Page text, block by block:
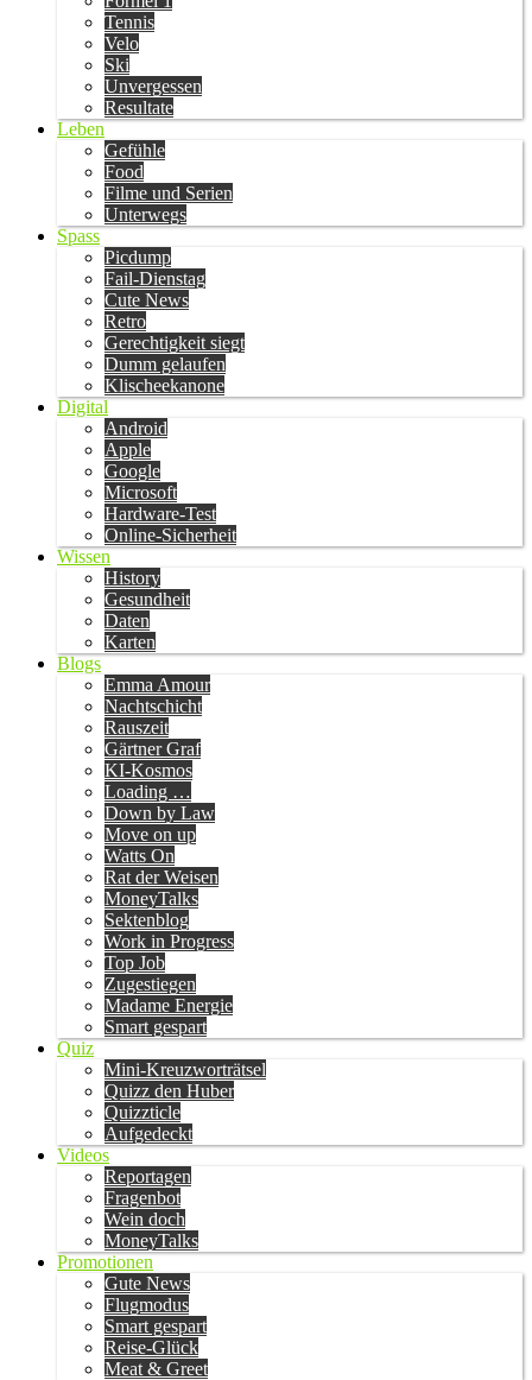
Tennis
Velo
Ski
Unvergessen
Resultate
Leben
Gefühle
Food
Filme und Serien
Unterwegs
Spass
Picdump
Fail-Dienstag
Cute News
Retro
Gerechtigkeit siegt
Dumm gelaufen
Klischeekanone
Digital
Android
Apple
Google
Microsoft
Hardware-Test
Online-Sicherheit
Wissen
History
Gesundheit
Daten
Karten
Blogs
Emma Amour
Nachtschicht
Rauszeit
Gärtner Graf
KI-Kosmos
Loading …
Down by Law
Move on up
Watts On
Rat der Weisen
MoneyTalks
Sektenblog
Work in Progress
Top Job
Zugestiegen
Madame Energie
Smart gespart
Quiz
Mini-Kreuzworträtsel
Quizz den Huber
Quizzticle
Aufgedeckt
Videos
Reportagen
Fragenbot
Wein doch
MoneyTalks
Promotionen
Gute News
Flugmodus
Smart gespart
Reise-Glück
Meat & Greet